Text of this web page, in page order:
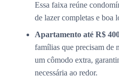
Essa faixa reúne
de lazer completas e boa
Apartamento até R$
famílias que precisam de
um cômodo extra,
necessária ao redor.